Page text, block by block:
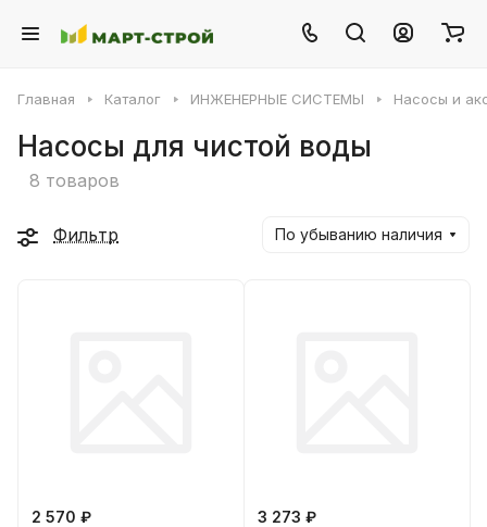
Главная Каталог ИНЖЕНЕРНЫЕ СИСТЕМЫ Насосы и
Насосы для чистой воды
8 товаров
Фильтр По убыванию наличия
2 570 ₽
3 273 ₽